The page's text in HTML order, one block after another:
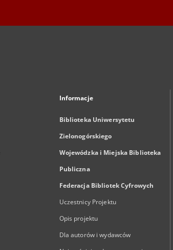
Informacje
Biblioteka Uniwersytetu
Zielonogórskiego
Wojewódzka i Miejska Biblioteka
Publiczna
Federacja Bibliotek Cyfrowych
Uczestnicy Projektu
Opis projektu
Dla autorów i wydawców